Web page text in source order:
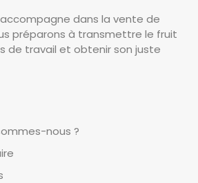
dans la vente de
préparons à transmettre le fruit
de travail et obtenir son juste
nous ?